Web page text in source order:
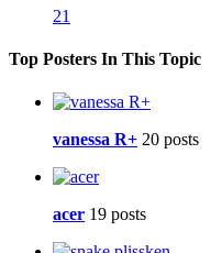
21
Top Posters In This Topic
vanessa R+ 20 posts
acer 19 posts